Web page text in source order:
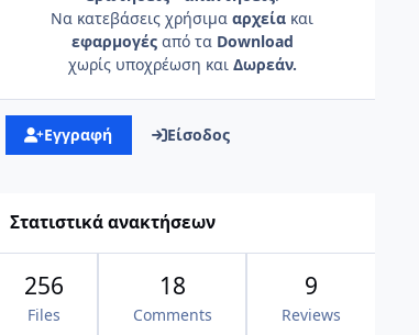
Να κατεβάσεις χρήσιμααρχεία και
εφαρμογέςαπό τα Download
χωρίς υποχρέωση και Δωρεάν.
Εγγραφή Είσοδος
Στατιστικά ανακτήσεων
256
Files
18
Comments
9
Reviews